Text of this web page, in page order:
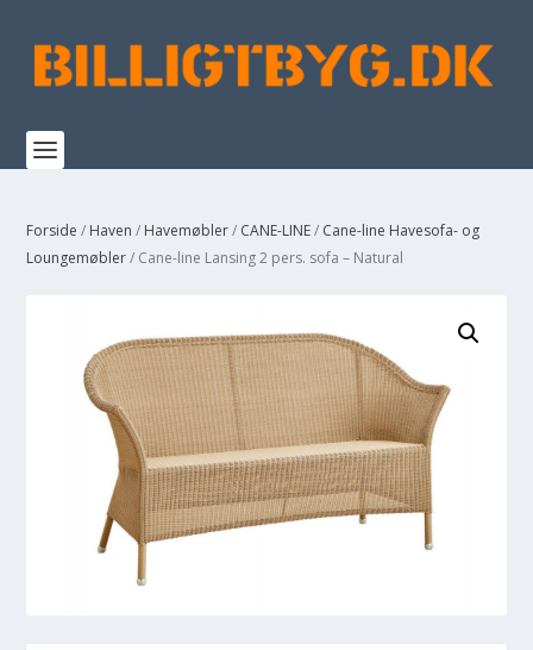
Forside / Haven / Havemøbler/ CANE-LINE/ Cane-line Havesofa- og
Loungemøbler/ Cane-line Lansing 2 pers. sofa – Natural